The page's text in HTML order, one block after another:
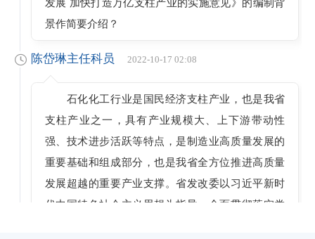
发展 加快打造万亿支柱产业的实施意见》的编制背
景作简要介绍？
陈岱琳主任科员 2022-10-17 02:08
石化化工行业是国民经济支柱产业，也是我省
支柱产业之一，具有产业规模大、上下游带动性
强、技术进步活跃等特点，是制造业高质量发展的
重要基础和组成部分，也是我省全方位推进高质量
发展超越的重要产业支撑。省发改委以习近平新时
代中国特色社会主义思想为指导，全面贯彻落实党